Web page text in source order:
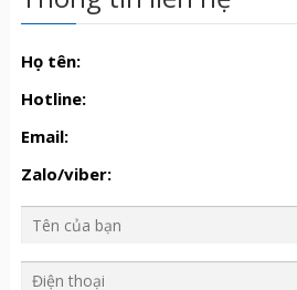
Họ tên:
Hotline:
Email:
Zalo/viber: